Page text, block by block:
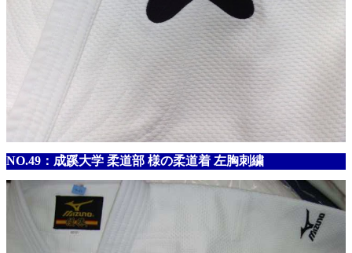
NO.49：成蹊大学 柔道部 様の柔道着 左胸刺繍